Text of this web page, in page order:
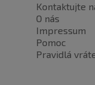
Kontaktujte
O nás
Impressum
Pomoc
Pravidlá